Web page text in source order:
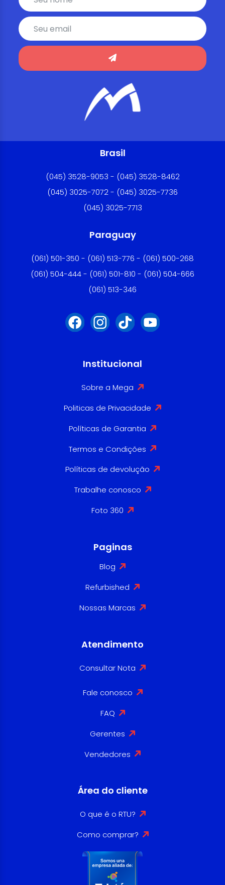
Brasil
(045) 3528-9053 - (045) 3528-8462
(045) 3025-7072 - (045) 3025-7736
(045) 3025-7713
Paraguay
(061) 501-350 - (061) 513-776 - (061) 500-268
(061) 504-444 - (061) 501-810 - (061) 504-666
(061) 513-346
Institucional
Sobre a Mega
Politicas de Privacidade
Políticas de Garantia
Termos e Condições
Políticas de devolução
Trabalhe conosco
Foto 360
Paginas
Blog
Refurbished
Nossas Marcas
Atendimento
Consultar Nota
Fale conosco
FAQ
Gerentes
Vendedores
Área do cliente
O que é o RTU?
Como comprar?